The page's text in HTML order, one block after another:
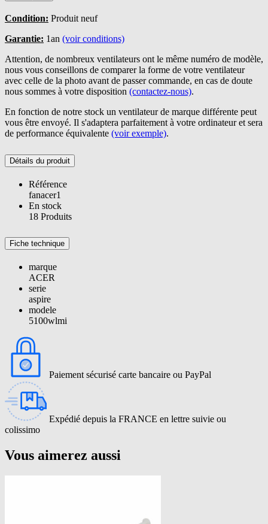
Condition: Produit neuf
Garantie: 1an (voir conditions)
Attention, de nombreux ventilateurs ont le même numéro de modèle,
nous vous conseillons de comparer la forme de votre ventilateur
avec celle de la photo avant de passer commande, en cas de doute
nous sommes à votre disposition (contactez-nous).
En fonction de notre stock un ventilateur de marque différente peut
vous être envoyé. Il s'adaptera parfaitement à votre ordinateur et sera
de performance équivalente (voir exemple).
Détails du produit
Référence
fanacer1
En stock
18 Produits
Fiche technique
marque
ACER
serie
aspire
modele
5100wlmi
Paiement sécurisé carte bancaire ou PayPal
Expédié depuis la FRANCE en lettre suivie ou
colissimo
Vous aimerez aussi